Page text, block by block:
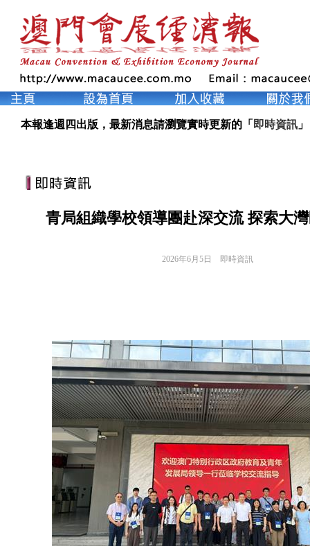
本報逢週四出版，最新消息請瀏覽實時更新的「 即時資訊 」
青局組織學校領導團赴深交流 探索大
2026年6月5日 即時資訊